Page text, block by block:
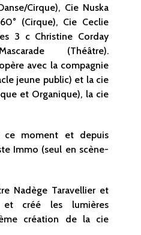
Cirque), Cie Nuska
(Cirque), Cie Ceclie
3 c Christine Corday
(Théâtre).
avec la compagnie
jeune public) et la cie
et Organique), la cie
ce moment et depuis
Immo (seul en scène-
Nadège Taravellier et
et créé les lumières
création de la cie